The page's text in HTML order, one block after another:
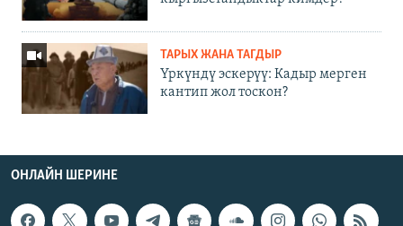
ТАРЫХ ЖАНА ТАГДЫР
Үркүндү эскерүү: Кадыр мерген
кантип жол тоскон?
ОНЛАЙН ШЕРИНЕ